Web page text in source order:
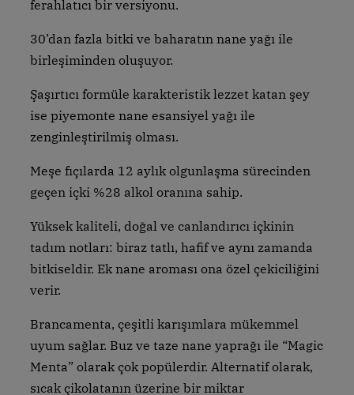
ferahlatıcı bir versiyonu.
30’dan fazla bitki ve baharatın nane yağı ile
birleşiminden oluşuyor.
Şaşırtıcı formüle karakteristik lezzet katan şey
ise piyemonte nane esansiyel yağı ile
zenginleştirilmiş olması.
Meşe fıçılarda 12 aylık olgunlaşma sürecinden
geçen içki %28 alkol oranına sahip.
Yüksek kaliteli, doğal ve canlandırıcı içkinin
tadım notları: biraz tatlı, hafif ve aynı zamanda
bitkiseldir. Ek nane aroması ona özel çekiciliğini
verir.
Brancamenta, çeşitli karışımlara mükemmel
uyum sağlar. Buz ve taze nane yaprağı ile “Magic
Menta” olarak çok popülerdir. Alternatif olarak,
sıcak çikolatanın üzerine bir miktar